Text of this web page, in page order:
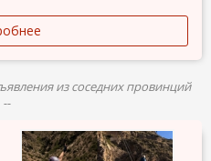
из соседних провинций
--